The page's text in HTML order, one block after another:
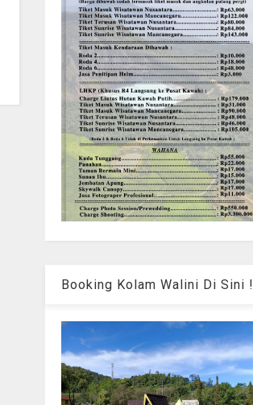
Booking Kolam Walini Di Sini !